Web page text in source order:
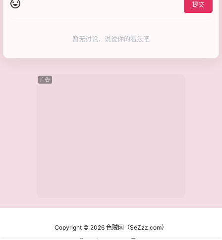
提交
暂无讨论，说说你的看法吧
广告
Copyright © 2026 色贼网（SeZzz.com）